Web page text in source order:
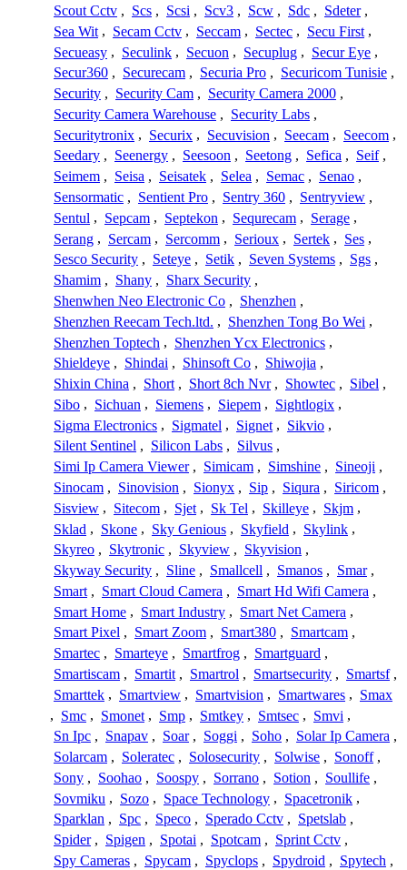
Scout Cctv , Scs , Scsi , Scv3 , Scw , Sdc , Sdeter ,
Sea Wit , Secam Cctv , Seccam , Sectec , Secu First ,
Secueasy , Seculink , Secuon , Secuplug , Secur Eye ,
Secur360 , Securecam , Securia Pro , Securicom Tunisie ,
Security , Security Cam , Security Camera 2000 ,
Security Camera Warehouse , Security Labs ,
Securitytronix , Securix , Secuvision , Seecam , Seecom ,
Seedary , Seenergy , Seesoon , Seetong , Sefica , Seif ,
Seimem , Seisa , Seisatek , Selea , Semac , Senao ,
Sensormatic , Sentient Pro , Sentry 360 , Sentryview ,
Sentul , Sepcam , Septekon , Sequrecam , Serage ,
Serang , Sercam , Sercomm , Serioux , Sertek , Ses ,
Sesco Security , Seteye , Setik , Seven Systems , Sgs ,
Shamim , Shany , Sharx Security ,
Shenwhen Neo Electronic Co , Shenzhen ,
Shenzhen Reecam Tech.ltd. , Shenzhen Tong Bo Wei ,
Shenzhen Toptech , Shenzhen Ycx Electronics ,
Shieldeye , Shindai , Shinsoft Co , Shiwojia ,
Shixin China , Short , Short 8ch Nvr , Showtec , Sibel ,
Sibo , Sichuan , Siemens , Siepem , Sightlogix ,
Sigma Electronics , Sigmatel , Signet , Sikvio ,
Silent Sentinel , Silicon Labs , Silvus ,
Simi Ip Camera Viewer , Simicam , Simshine , Sineoji ,
Sinocam , Sinovision , Sionyx , Sip , Siqura , Siricom ,
Sisview , Sitecom , Sjet , Sk Tel , Skilleye , Skjm ,
Sklad , Skone , Sky Genious , Skyfield , Skylink ,
Skyreo , Skytronic , Skyview , Skyvision ,
Skyway Security , Sline , Smallcell , Smanos , Smar ,
Smart , Smart Cloud Camera , Smart Hd Wifi Camera ,
Smart Home , Smart Industry , Smart Net Camera ,
Smart Pixel , Smart Zoom , Smart380 , Smartcam ,
Smartec , Smarteye , Smartfrog , Smartguard ,
Smartiscam , Smartit , Smartrol , Smartsecurity , Smartsf ,
Smarttek , Smartview , Smartvision , Smartwares , Smax
, Smc , Smonet , Smp , Smtkey , Smtsec , Smvi ,
Sn Ipc , Snapav , Soar , Soggi , Soho , Solar Ip Camera ,
Solarcam , Soleratec , Solosecurity , Solwise , Sonoff ,
Sony , Soohao , Soospy , Sorrano , Sotion , Soullife ,
Sovmiku , Sozo , Space Technology , Spacetronik ,
Sparklan , Spc , Speco , Sperado Cctv , Spetslab ,
Spider , Spigen , Spotai , Spotcam , Sprint Cctv ,
Spy Cameras , Spycam , Spyclops , Spydroid , Spytech ,